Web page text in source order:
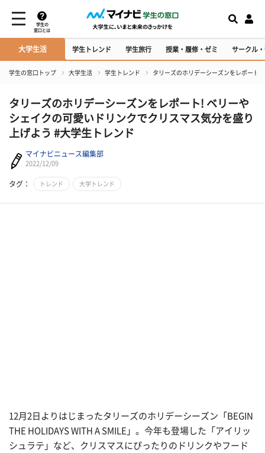
学生の
窓口とは
大学生活 学生トレンド 学生旅行 授業・履修・ゼミ サークル
学生の窓口トップ 大学生活 学生トレンド タリーズのホリデーシーズンをレポート!
タリーズのホリデーシーズンをレポート! ベリーや
シェイクの可愛いドリンクでクリスマス気分を盛り
上げよう #大学生トレンド
マイナビニュース編集部
2022/12/09
タグ： トレンド 大学トレンド
12月2日よりはじまったタリーズのホリデーシーズン「BEGIN
THE HOLIDAYS WITH A SMILE」。今年も登場した「アイリッ
シュラテ」など、クリスマスにぴったりのドリンクやフード